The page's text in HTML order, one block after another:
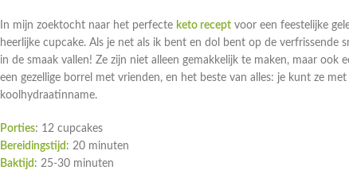
In mijn zoektocht naar het perfecte keto recept voor een feestelijke
heerlijke cupcake. Als je net als ik bent en dol bent op de verfrissende
in de smaak vallen! Ze zijn niet alleen gemakkelijk te maken, maar
een gezellige borrel met vrienden, en het beste van alles: je kunt ze
koolhydraatinname.
Porties: 12 cupcakes
Bereidingstijd : 20 minuten
Baktijd : 25-30 minuten